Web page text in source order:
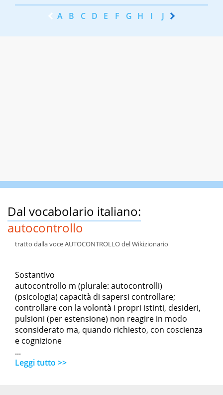
A B C D E F G H I J K
Dal vocabolario italiano:
autocontrollo
tratto dalla voce AUTOCONTROLLO del Wikizionario
Sostantivo
autocontrollo m (plurale: autocontrolli)
(psicologia) capacità di sapersi controllare;
controllare con la volontà i propri istinti, desideri,
pulsioni (per estensione) non reagire in modo
sconsiderato ma, quando richiesto, con coscienza
e cognizione
...
Leggi tutto >>